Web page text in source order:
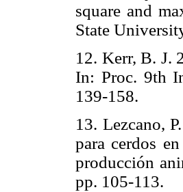
square and
State
12. Kerr, B. J.
In: Proc. 9th
139-158.
13. Lezcano,
para cerdos
producción
pp. 105-113.